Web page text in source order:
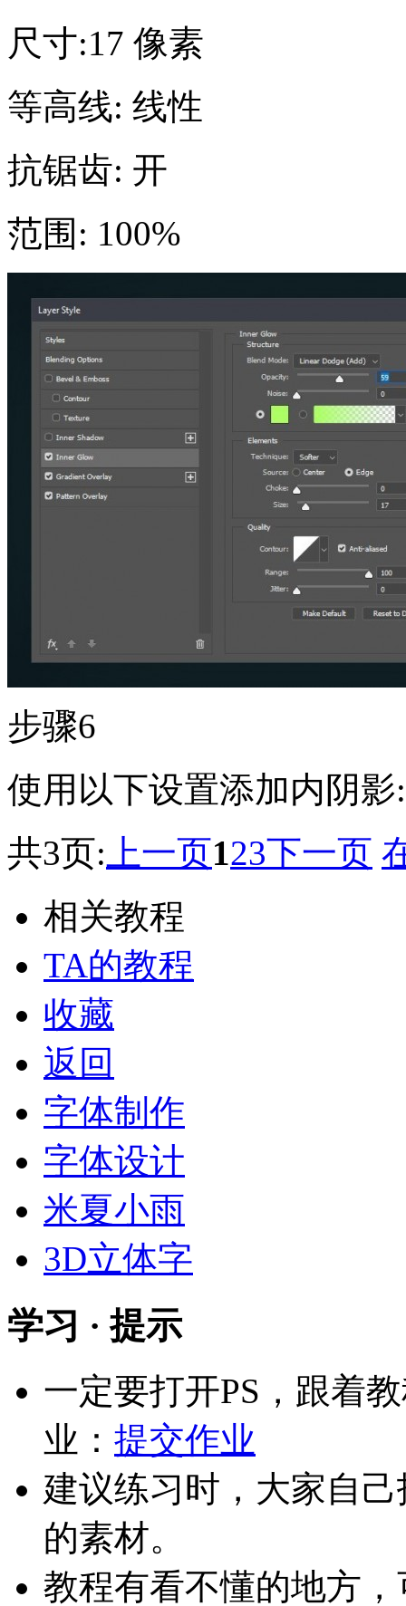
尺寸:17 像素
等高线: 线性
抗锯齿: 开
范围: 100%
步骤6
使用以下设置添加内阴影:
共3页: 上一页123下一页
相关教程
TA的教程
收藏
返回
字体制作
字体设计
米夏小雨
3D立体字
学习 · 提示
一定要打开PS，跟着
业： 提交作业
建议练习时，大家自
的素材。
教程有看不懂的地方